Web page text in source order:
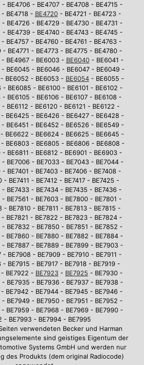
- BE4706 - BE4707 - BE4708 - BE4715 -
- BE4718 - BE4720- BE4721 - BE4723 -
- BE4726 - BE4729 - BE4730 - BE4731 -
- BE4739 - BE4740 - BE4743 - BE4745 -
- BE4757 - BE4760 - BE4761 - BE4763 -
- BE4771 - BE4773 - BE4775 - BE4780 -
BE4967 - BE6003 - BE6040- BE6041 -
BE6045 - BE6046 - BE6047 - BE6049 -
BE6052 - BE6053 - BE6054 - BE6055 -
- BE6085 - BE6100 - BE6101 - BE6102 -
- BE6105 - BE6106 - BE6107 - BE6108 -
- BE6112 - BE6120 - BE6121 - BE6122 -
BE6425 - BE6426 - BE6427 - BE6428 -
BE6451 - BE6452 - BE6526 - BE6549 -
BE6622 - BE6624 - BE6625 - BE6645 -
BE6803 - BE6805 - BE6806 - BE6808 -
- BE6811 - BE6812 - BE6901 - BE6903 -
BE7006 - BE7033 - BE7043 - BE7044 -
- BE7401 - BE7403 - BE7406 - BE7408 -
- BE7411 - BE7412 - BE7417 - BE7425 -
- BE7433 - BE7434 - BE7435 - BE7436 -
- BE7561 - BE7603 - BE7800 - BE7801 -
- BE7810 - BE7811 - BE7813 - BE7815 -
- BE7821 - BE7822 - BE7823 - BE7824 -
- BE7832 - BE7850 - BE7851 - BE7852 -
BE7860 - BE7880 - BE7882 - BE7884 -
- BE7887 - BE7889 - BE7899 - BE7903 -
- BE7908 - BE7909 - BE7910 - BE7911 -
- BE7915 - BE7917 - BE7918 - BE7919 -
- BE7922 - BE7923 - BE7925 - BE7930 -
- BE7935 - BE7936 - BE7937 - BE7938 -
- BE7942 - BE7944 - BE7945 - BE7946 -
- BE7949 - BE7950 - BE7951 - BE7952 -
BE7959 - BE7968 - BE7969 - BE7990 -
- BE7993 - BE7994 - BE7995
verwendeten Becker und Harman
sind geistiges Eigentum der
Systems GmbH und werden nur
des Produkts (dem original Radiocode)